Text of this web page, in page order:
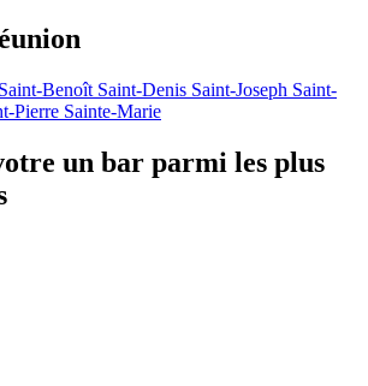
Saint-Benoît Saint-Denis Saint-Joseph Saint-
Pierre Sainte-Marie
un bar parmi les plus